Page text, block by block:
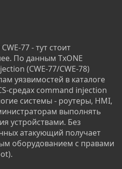
77 - тут стоит
По данным TxONE
(CWE-77/CWE-78)
уязвимостей в каталоге
средах command injection
системы - роутеры, HMI,
выполнять
устройствами. Без
атакующий получает
оборудованием с правами